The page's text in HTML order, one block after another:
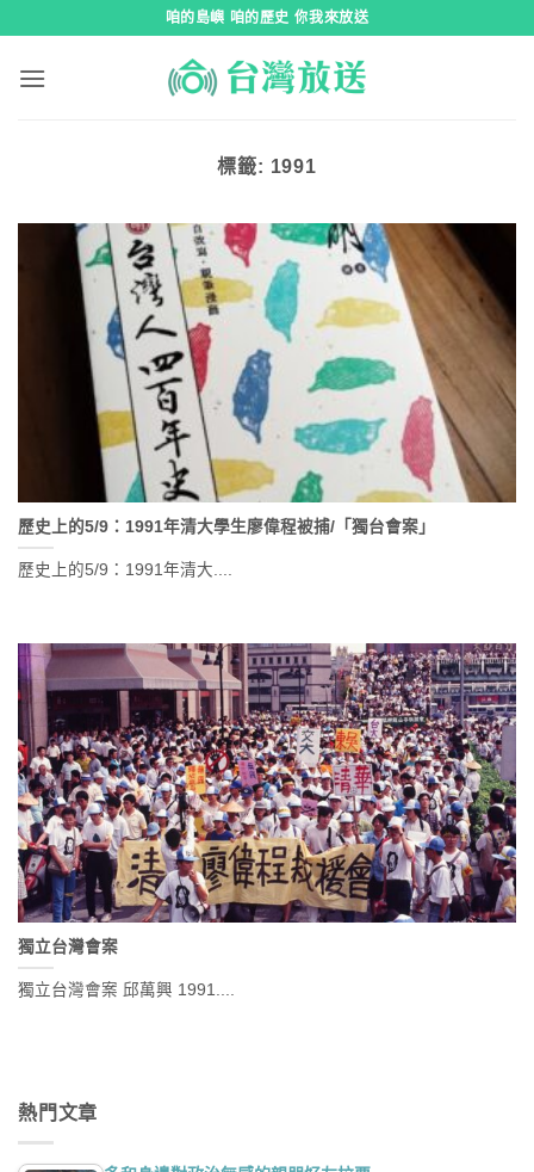
咱的島嶼 咱的歷史 你我來放送
標籤: 1991
歷史上的5/9：1991年清大學生廖偉程被捕/「獨台會案」
歷史上的5/9：1991年清大....
獨立台灣會案
獨立台灣會案 邱萬興 1991....
熱門文章